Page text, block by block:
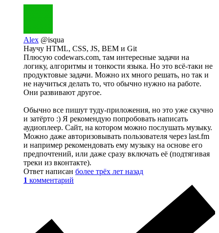
Alex @isqua
Научу HTML, CSS, JS, BEM и Git
Плюсую codewars.com, там интересные задачи на
логику, алгоритмы и тонкости языка. Но это всё-таки не
продуктовые задачи. Можно их много решать, но так и
не научиться делать то, что обычно нужно на работе.
Они развивают другое.
Обычно все пишут туду-приложения, но это уже скучно
и затёрто :) Я рекомендую попробовать написать
аудиоплеер. Сайт, на котором можно послушать музыку.
Можно даже авторизовывать пользователя через last.fm
и например рекомендовать ему музыку на основе его
предпочтений, или даже сразу включать её (подтягивая
треки из вконтакте).
Ответ написан более трёх лет назад
1 комментарий